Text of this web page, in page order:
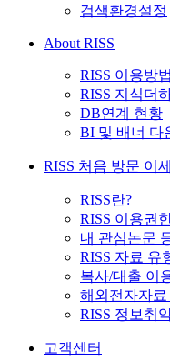
검색환경설정
About RISS
RISS 이용방법
RISS 지식더
DB연계 현황
BI 및 배너 다
RISS 처음 방문 이
RISS란?
RISS 이용권
내 관심논문
RISS 자료 유
복사/대출 이
해외전자자료
RISS 정보취
고객센터